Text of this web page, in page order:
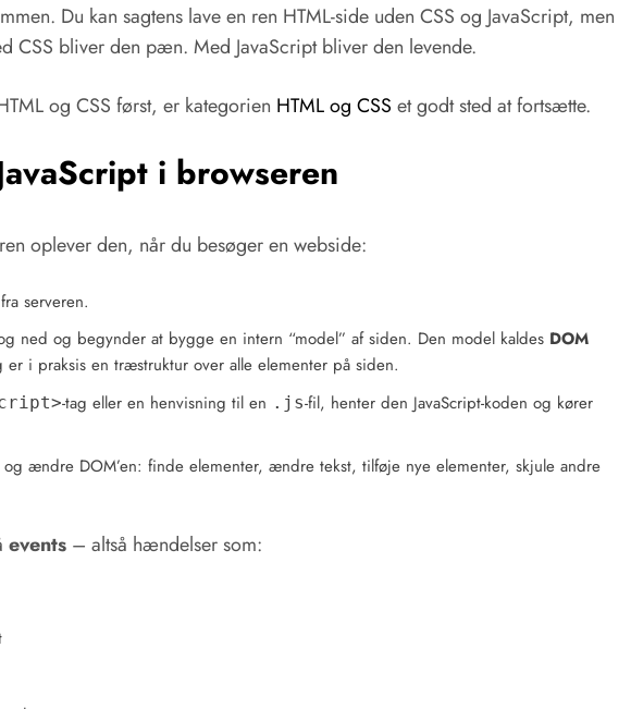
Du kan sagtens lave en ren HTML-side uden CSS og JavaScript, men
CSS bliver den pæn. Med JavaScript bliver den levende.
og CSS først, er kategorien HTML og CSS et godt sted at fortsætte.
i browseren
oplever den, når du besøger en webside:
serveren.
ned og begynder at bygge en intern “model” af siden. Den model kaldes DOM
i praksis en træstruktur over alle elementer på siden.
-tag eller en henvisning til en .js-fil, henter den JavaScript-koden og kører
og ændre DOM’en: finde elementer, ændre tekst, tilføje nye elementer, skjule andre
events – altså hændelser som: